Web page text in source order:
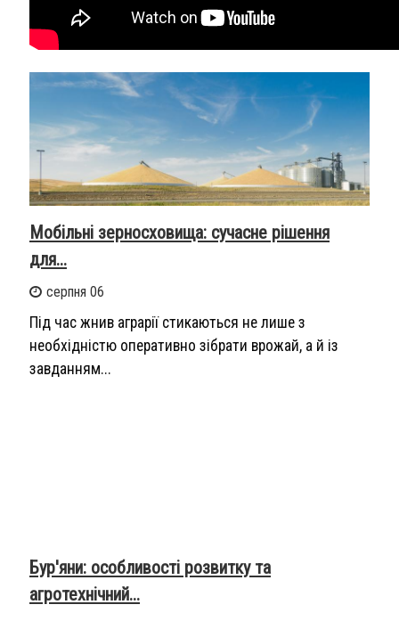
Мобільні зерносховища: сучасне рішення
для...
серпня 06
Під час жнив аграрії стикаються не лише з
необхідністю оперативно зібрати врожай, а й із
завданням...
Бур'яни: особливості розвитку та
агротехнічний...